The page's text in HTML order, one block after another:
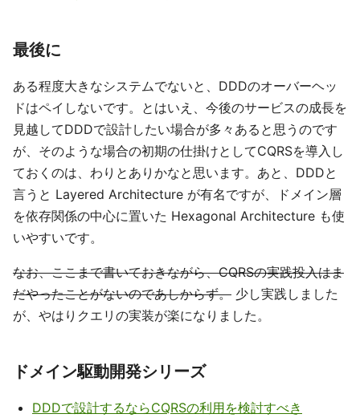
最後に
ある程度大きなシステムでないと、DDDのオーバーヘッ
ドはペイしないです。とはいえ、今後のサービスの成長を
見越してDDDで設計したい場合が多々あると思うのです
が、そのような場合の初期の仕掛けとしてCQRSを導入し
ておくのは、わりとありかなと思います。あと、DDDと
言うと Layered Architecture が有名ですが、ドメイン層
を依存関係の中心に置いた Hexagonal Architecture も使
いやすいです。
なお、ここまで書いておきながら、CQRSの実践投入はま
だやったことがないのであしからず。 少し実践しました
が、やはりクエリの実装が楽になりました。
ドメイン駆動開発シリーズ
DDDで設計するならCQRSの利用を検討すべき